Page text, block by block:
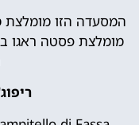
המסעדה הזו מומלצת
מומלצת פסטה ראגו